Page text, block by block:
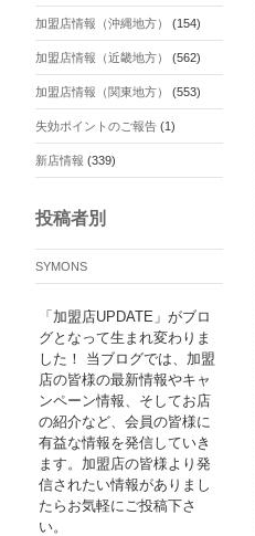
加盟店情報（沖縄地方） (154)
加盟店情報（近畿地方） (562)
加盟店情報（関東地方） (553)
失効ポイントのご報告(1)
新店情報 (339)
投稿者別
SYMONS
「加盟店UPDATE」がブロ
グとなって生まれ変わりま
した！ 当ブログでは、加盟
店の皆様の最新情報やキャ
ンペーン情報、そしてお店
の紹介など、会員の皆様に
有益な情報を発信していき
ます。加盟店の皆様より発
信されたい情報がありまし
たらお気軽にご投稿下さ
い。